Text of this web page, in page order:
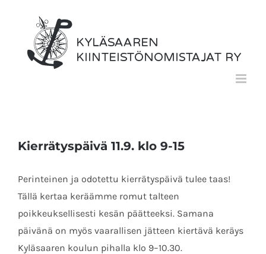
Kierrätyspäivä 11.9. klo 9-15
Perinteinen ja odotettu kierrätyspäivä tulee taas!
Tällä kertaa keräämme romut talteen
poikkeuksellisesti kesän päätteeksi. Samana
päivänä on myös vaarallisen jätteen kiertävä keräys
Kyläsaaren koulun pihalla klo 9–10.30.